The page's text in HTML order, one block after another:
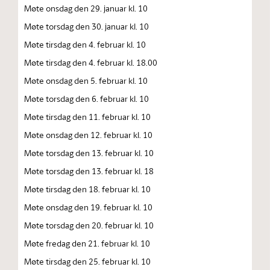
Møte onsdag den 29. januar kl. 10
Møte torsdag den 30. januar kl. 10
Møte tirsdag den 4. februar kl. 10
Møte tirsdag den 4. februar kl. 18.00
Møte onsdag den 5. februar kl. 10
Møte torsdag den 6. februar kl. 10
Møte tirsdag den 11. februar kl. 10
Møte onsdag den 12. februar kl. 10
Møte torsdag den 13. februar kl. 10
Møte torsdag den 13. februar kl. 18
Møte tirsdag den 18. februar kl. 10
Møte onsdag den 19. februar kl. 10
Møte torsdag den 20. februar kl. 10
Møte fredag den 21. februar kl. 10
Møte tirsdag den 25. februar kl. 10